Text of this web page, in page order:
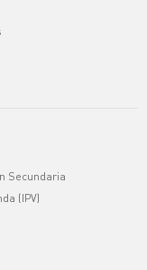
Secundaria
(IPV)